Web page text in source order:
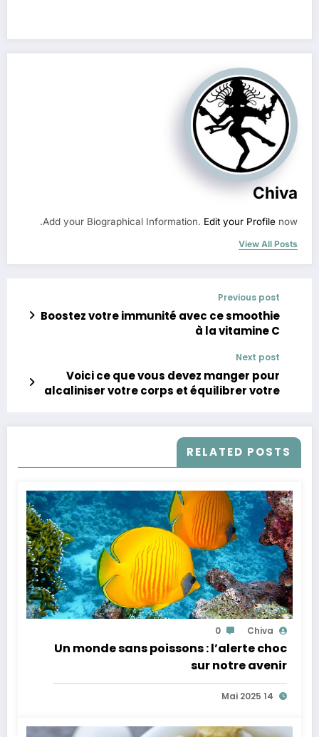
Chiva
Add your Biographical Information. Edit your Profile now.
View All Posts
Previous post
Boostez votre immunité avec ce smoothie
à la vitamine C
Next post
Voici ce que vous devez manger pour
alcaliniser votre corps et équilibrer votre
RELATED POSTS
Chiva
0
Un monde sans poissons : l’alerte choc
sur notre avenir
14 Mai 2025